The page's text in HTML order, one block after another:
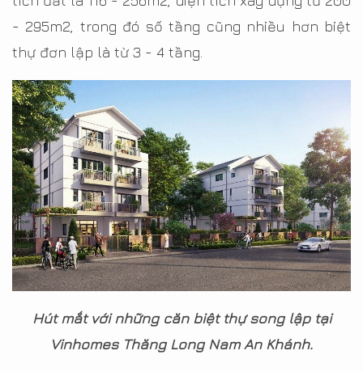
- 295m2, trong đó số tầng cũng nhiều hơn biệt
thự đơn lập là từ 3 - 4 tầng.
Hút mắt với những căn biệt thự song lập tại
Vinhomes Thăng Long Nam An Khánh.